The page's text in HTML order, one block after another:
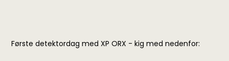
Første detektordag med XP ORX - kig med nedenfor: